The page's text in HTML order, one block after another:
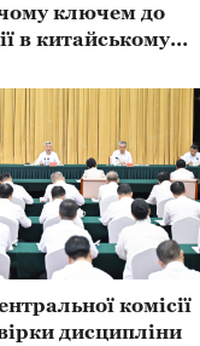
ключем до
в китайському
технологічна
комісії
дисципліни